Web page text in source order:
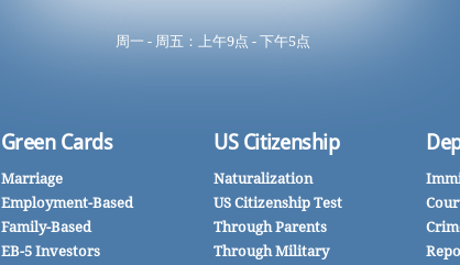
周一 - 周五：上午9点 - 下午5点
Green Cards
Marriage
Employment-Based
Family-Based
EB-5 Investors
US Citizenship
Naturalization
US Citizenship Test
Through Parents
Through Military